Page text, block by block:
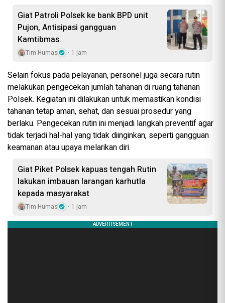
Giat Patroli Polsek ke bank BPD unit
Pujon, Antisipasi gangguan
Kamtibmas.
Tim Humas 1 jam
Selain fokus pada pelayanan, personel juga secara rutin
melakukan pengecekan jumlah tahanan di ruang tahanan
Polsek. Kegiatan ini dilakukan untuk memastikan kondisi
tahanan tetap aman, sehat, dan sesuai prosedur yang
berlaku. Pengecekan rutin ini menjadi langkah preventif agar
tidak terjadi hal-hal yang tidak diinginkan, seperti gangguan
keamanan atau upaya melarikan diri.
Giat Piket Polsek kapuas tengah Rutin
lakukan imbauan larangan karhutla
kepada masyarakat
Tim Humas 1 jam